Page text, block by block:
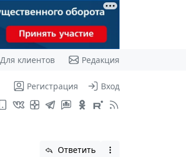
Для клиентов Редакция
Регистрация Вход
Ответить